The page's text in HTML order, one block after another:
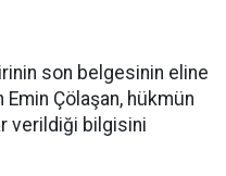
son belgesinin eline
Emin Çölaşan, hükmün
verildiği bilgisini